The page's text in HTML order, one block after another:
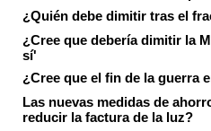
¿Quién debe dimitir tras el
¿Cree que debería dimitir la
sí'
¿Cree que el fin de la guerra
Las nuevas medidas de
reducir la factura de la luz?